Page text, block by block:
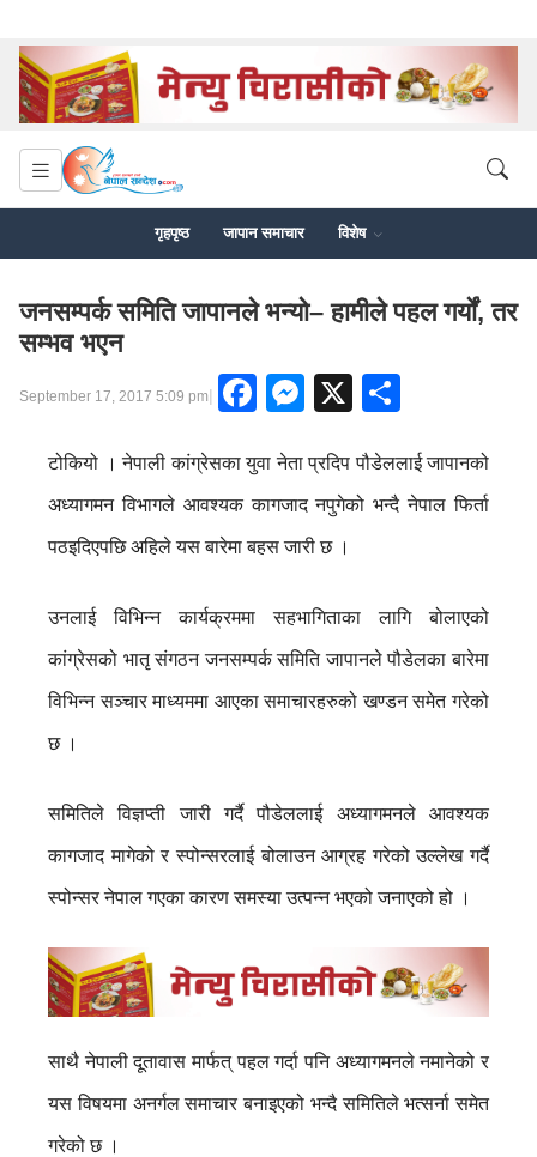
गृहपृष्ठ जापान समाचार विशेष
जनसम्पर्क समिति जापानले भन्यो– हामीले पहल गर्यों, तर
सम्भव भएन
September 17, 2017 5:09 pm| Facebook
Messenger
X
टोकियो । नेपाली कांग्रेसका युवा नेता प्रदिप पौडेललाई जापानको
अध्यागमन विभागले आवश्यक कागजाद नपुगेको भन्दै नेपाल फिर्ता
पठइदिएपछि अहिले यस बारेमा बहस जारी छ ।
उनलाई विभिन्न कार्यक्रममा सहभागिताका लागि बोलाएको
कांग्रेसको भातृ संगठन जनसम्पर्क समिति जापानले पौडेलका बारेमा
विभिन्न सञ्चार माध्यममा आएका समाचारहरुको खण्डन समेत गरेको
छ ।
समितिले विज्ञप्ती जारी गर्दै पौडेललाई अध्यागमनले आवश्यक
कागजाद मागेको र स्पोन्सरलाई बोलाउन आग्रह गरेको उल्लेख गर्दै
स्पोन्सर नेपाल गएका कारण समस्या उत्पन्न भएको जनाएको हो ।
साथै नेपाली दूतावास मार्फत् पहल गर्दा पनि अध्यागमनले नमानेको र
यस विषयमा अनर्गल समाचार बनाइएको भन्दै समितिले भत्सर्ना समेत
गरेको छ ।